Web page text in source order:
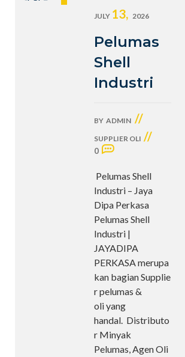
JULY 13, 2026
Pelumas
Shell
Industri
BY ADMIN //
SUPPLIER OLI //
0
Pelumas Shell
Industri – Jaya
Dipa Perkasa
Pelumas Shell
Industri |
JAYADIPA
PERKASA merupa
kan bagian Supplie
r pelumas &
oli yang
handal. Distributo
r Minyak
Pelumas, Agen Oli